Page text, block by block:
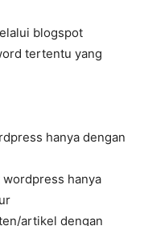
blogspot
tertentu yang
hanya dengan
wordpress hanya
artikel dengan